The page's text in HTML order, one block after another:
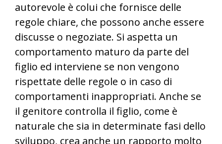
autorevole è colui che fornisce delle
regole chiare, che possono anche essere
discusse o negoziate. Si aspetta un
comportamento maturo da parte del
figlio ed interviene se non vengono
rispettate delle regole o in caso di
comportamenti inappropriati. Anche se
il genitore controlla il figlio, come è
naturale che sia in determinate fasi dello
sviluppo, crea anche un rapporto molto